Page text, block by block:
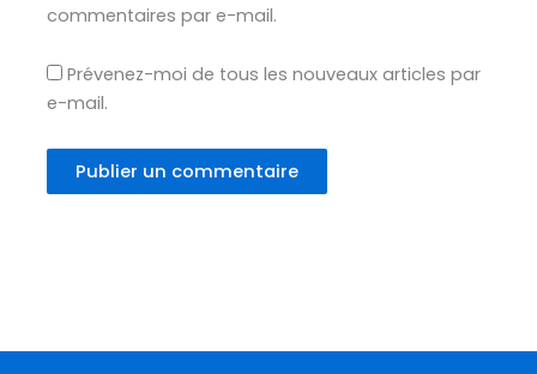
commentaires par e-mail.
Prévenez-moi de tous les nouveaux articles par
e-mail.